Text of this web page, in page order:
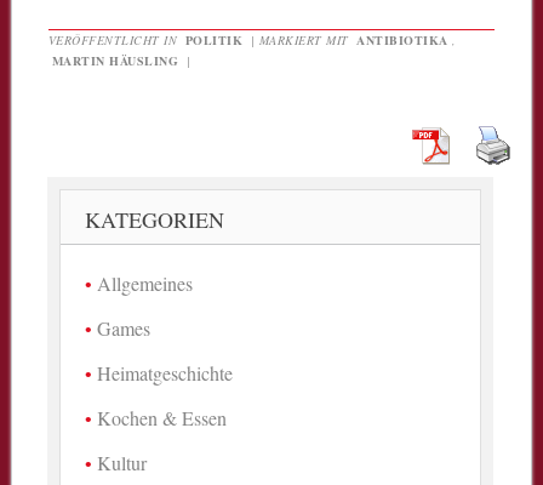
VERÖFFENTLICHT IN POLITIK | MARKIERT MIT ANTIBIOTIKA
MARTIN HÄUSLING
|
KATEGORIEN
Allgemeines
Games
Heimatgeschichte
Kochen & Essen
Kultur